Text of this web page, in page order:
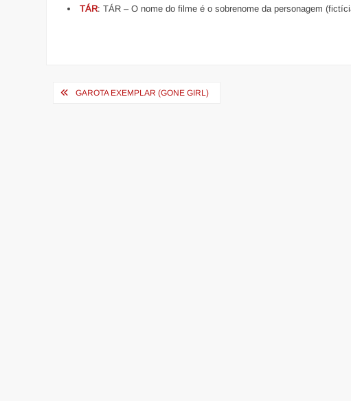
TÁR: TÁR – O nome do filme é o sobrenome da personagem
Navegação
GAROTA EXEMPLAR (GONE GIRL)